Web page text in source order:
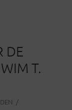
DE
T.